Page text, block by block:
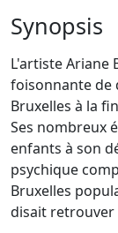
Synopsis
L'artiste
foisonnante de
Bruxelles à la
Ses nombreux
enfants à son
psychique
Bruxelles
disait retrouver